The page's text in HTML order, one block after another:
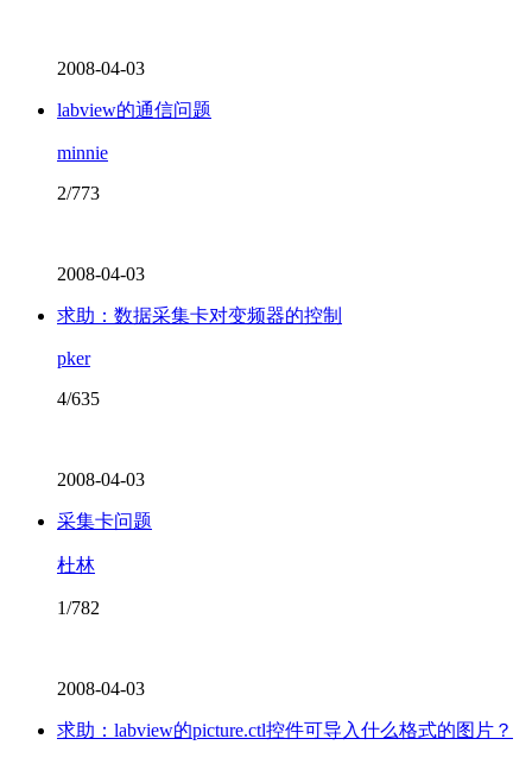
2008-04-03
labview的通信问题
minnie
2/773
2008-04-03
求助：数据采集卡对变频器的控制
pker
4/635
2008-04-03
采集卡问题
杜林
1/782
2008-04-03
求助：labview的picture.ctl控件可导入什么格式的图片？